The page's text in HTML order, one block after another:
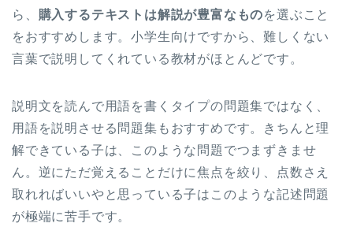
ら、 購入するテキストは解説が豊富なものを選ぶこと
をおすすめします。小学生向けですから、難しくない
言葉で説明してくれている教材がほとんどです。
説明文を読んで用語を書くタイプの問題集ではなく、
用語を説明させる問題集もおすすめです。きちんと理
解できている子は、このような問題でつまずきませ
ん。逆にただ覚えることだけに焦点を絞り、点数さえ
取れればいいやと思っている子はこのような記述問題
が極端に苦手です。